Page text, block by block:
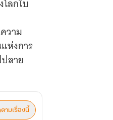
ลกใบ
วาม
ห่งการ
ลาย
ามเรื่องนี้